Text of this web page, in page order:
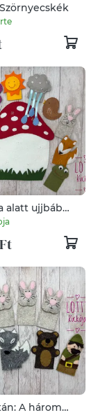
alatt ujjbáb
A három